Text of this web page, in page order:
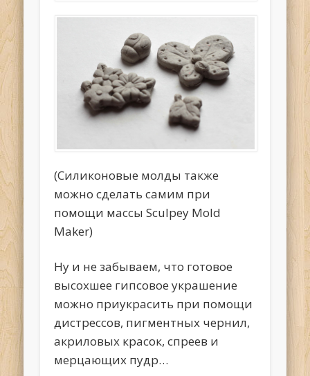
(Силиконовые молды также
можно сделать самим при
помощи массы Sculpey Mold
Maker)
Ну и не забываем, что готовое
высохшее гипсовое украшение
можно приукрасить при помощи
дистрессов, пигментных чернил,
акриловых красок, спреев и
мерцающих пудр…